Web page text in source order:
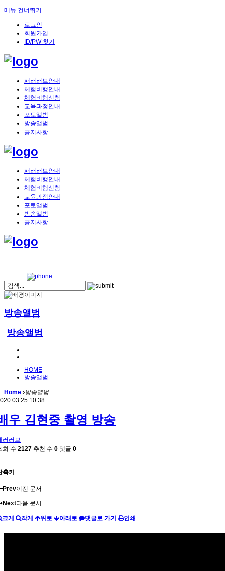
메뉴 건너뛰기
로그인
회원가입
ID/PW 찾기
패러러브안내
체험비행안내
체험비행신청
교육과정안내
포토앨범
방송앨범
공지사항
패러러브안내
체험비행안내
체험비행신청
교육과정안내
포토앨범
방송앨범
공지사항
방송앨범
방송앨범
HOME
방송앨범
Home
방송앨범
10:38
우 김현중 촬영 방송
러러브
회 수 2127 추천 수 0 댓글 0
축키
Prev이전 문서
Next다음 문서
크게 작게 위로 아래로 댓글로 가기 인쇄